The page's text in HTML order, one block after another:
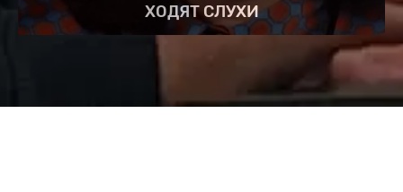
ХОДЯТ СЛУХИ